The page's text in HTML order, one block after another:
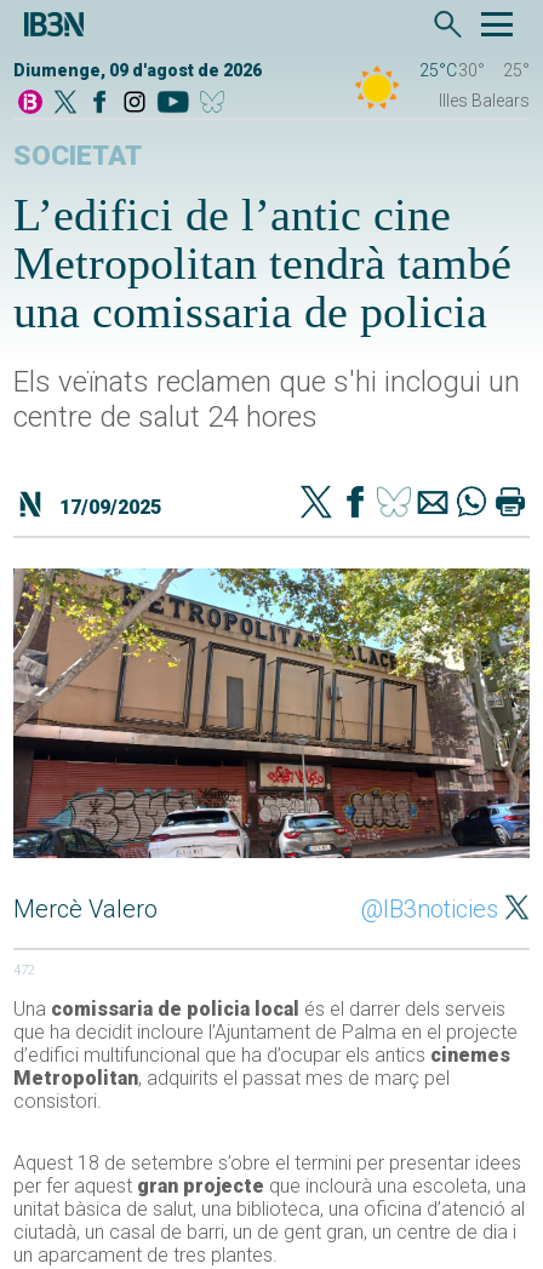
Diumenge, 09 d'agost de 2026 25°C30°
25°
Illes Balears
SOCIETAT
L’edifici de l’antic cine
Metropolitan tendrà també
una comissaria de policia
Els veïnats reclamen que s'hi inclogui un
centre de salut 24 hores
17/09/2025
Mercè Valero @IB3noticies
472
Una comissaria de policia local és el darrer dels serveis
que ha decidit incloure l’Ajuntament de Palma en el projecte
d’edifici multifuncional que ha d’ocupar els antics cinemes
Metropolitan, adquirits el passat mes de març pel
consistori.
Aquest 18 de setembre s’obre el termini per presentar idees
per fer aquest gran projecte que inclourà una escoleta, una
unitat bàsica de salut, una biblioteca, una oficina d’atenció al
ciutadà, un casal de barri, un de gent gran, un centre de dia i
un aparcament de tres plantes.